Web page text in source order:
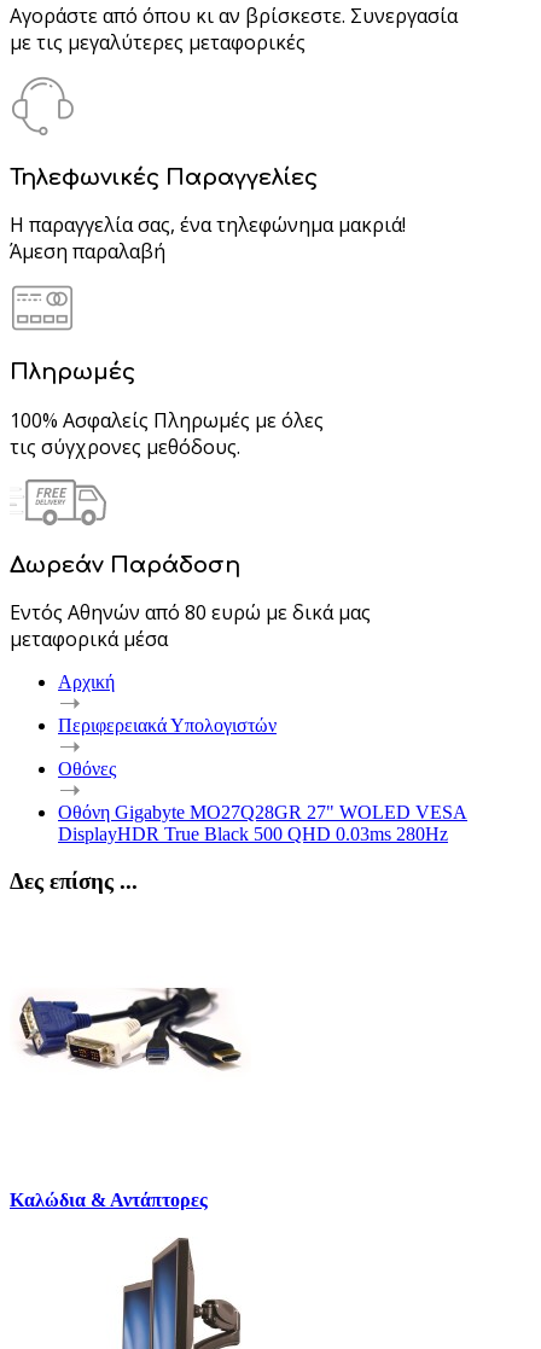
Αγοράστε από όπου κι αν βρίσκεστε. Συνεργασία
με τις μεγαλύτερες μεταφορικές
Τηλεφωνικές Παραγγελίες
Η παραγγελία σας, ένα τηλεφώνημα μακριά!
Άμεση παραλαβή
Πληρωμές
100% Ασφαλείς Πληρωμές με όλες
τις σύγχρονες μεθόδους.
Δωρεάν Παράδοση
Εντός Αθηνών από 80 ευρώ με δικά μας
μεταφορικά μέσα
Αρχική
Περιφερειακά Υπολογιστών
Οθόνες
Οθόνη Gigabyte MO27Q28GR 27" WOLED VESA
DisplayHDR True Black 500 QHD 0.03ms 280Hz
Δες επίσης ...
Καλώδια & Αντάπτορες